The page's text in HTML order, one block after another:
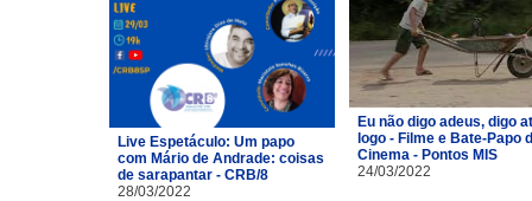
Live Espetáculo: Um papo
com Mário de Andrade: coisas
de sarapantar - CRB/8
28/03/2022
Eu não digo adeus, digo
logo - Filme e Bate-Papo
Cinema - Pontos MIS
24/03/2022